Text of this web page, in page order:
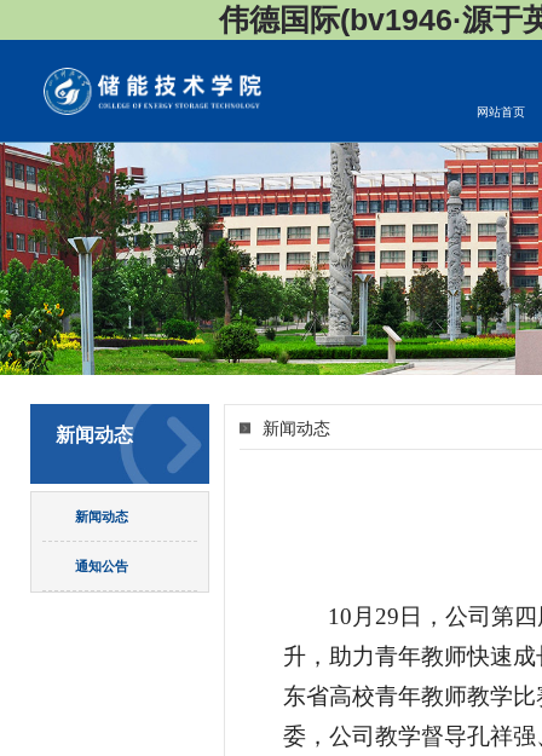
伟德国际(bv1946·源
网站首页
新闻动态
新闻动态
通知公告
新闻动态
10月29日，公司第
升，助力青年教师快速
东省高校青年教师教学
委，公司教学督导孔祥